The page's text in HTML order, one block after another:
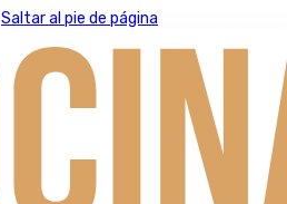
Saltar al pie de página